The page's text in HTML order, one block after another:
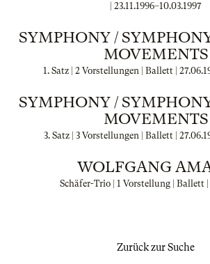
23.11.1996–10.03.1997
SYMPHONY /
MOVEMENTS
1. Satz | 2 Vorstellungen | Ballett |
SYMPHONY /
MOVEMENTS
3. Satz | 3 Vorstellungen | Ballett |
WOLFGANG
Schäfer-Trio | 1 Vorstellung | Ballett |
Zurück zur Suche